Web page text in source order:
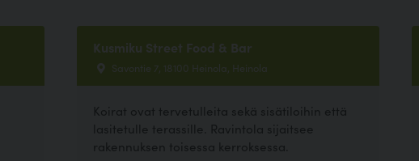
Kusmiku Street Food & Bar
Savontie 7, 18100 Heinola, Heinola
Koirat ovat tervetulleita sekä sisätiloihin että
lasitetulle terassille. Ravintola sijaitsee
rakennuksen toisessa kerroksessa.